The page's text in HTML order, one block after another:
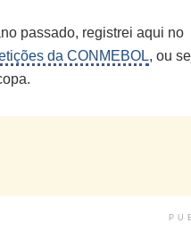
passado, registrei aqui
da CONMEBOL, ou